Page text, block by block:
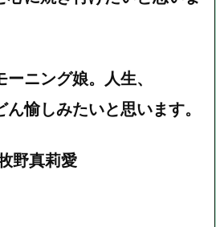
ニング娘。人生、
愉しみたいと思います。
野真莉愛